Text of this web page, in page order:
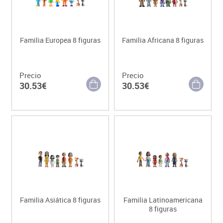
Familia Europea 8 figuras
Precio
30.53€
Familia Africana 8 figuras
Precio
30.53€
Familia Asiática 8 figuras
Familia Latinoamericana
8 figuras